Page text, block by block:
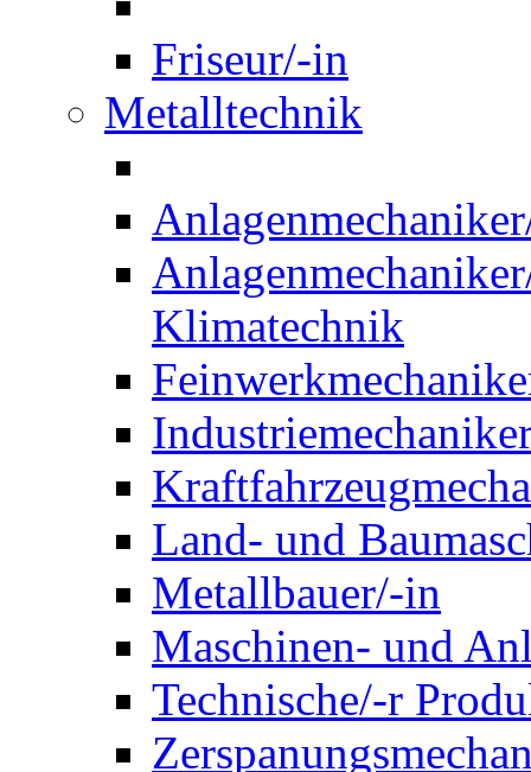
Friseur/-in
Metalltechnik
Klimatechnik
Land- und
Metallbauer/-in
Maschinen- und
Technische/-r